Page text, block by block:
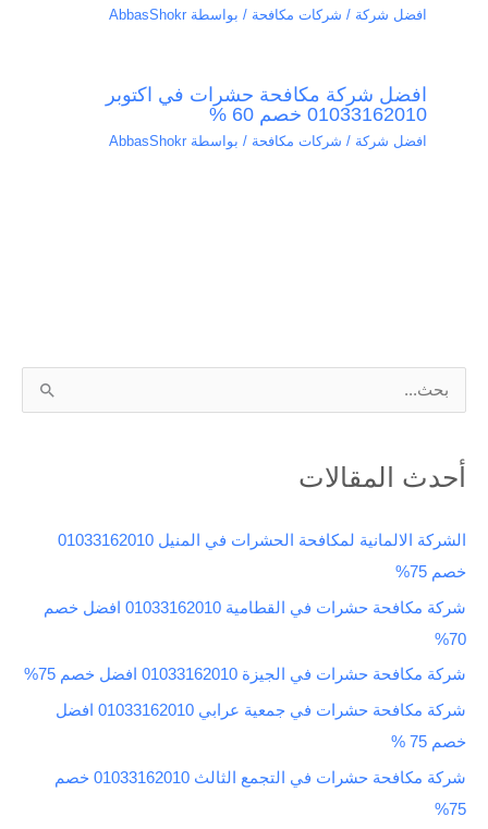
افضل شركة / شركات مكافحة / بواسطة AbbasShokr
افضل شركة مكافحة حشرات في اكتوبر
01033162010 خصم 60 %
افضل شركة / شركات مكافحة / بواسطة AbbasShokr
ب
ح
:
أحدث المقالات
الشركة الالمانية لمكافحة الحشرات في المنيل 01033162010
خصم 75%
شركة مكافحة حشرات في القطامية 01033162010 افضل خصم
70%
شركة مكافحة حشرات في الجيزة 01033162010 افضل خصم 75%
شركة مكافحة حشرات في جمعية عرابي 01033162010 افضل
خصم 75 %
شركة مكافحة حشرات في التجمع الثالث 01033162010 خصم
75%